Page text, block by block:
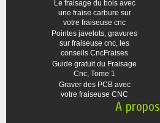
Le fraisage du bois avec
une fraise carbure sur
votre fraiseuse cnc
Pointes javelots, gravures
sur fraiseuse cnc, les
conseils CncFraises
Guide gratuit du Fraisage
Cnc, Tome 1
Graver des PCB avec
votre fraiseuse CNC
A propos